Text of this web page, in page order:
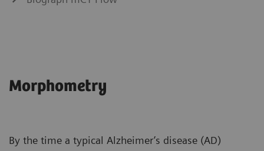
Morphometry
By the time a typical Alzheimer’s disease (AD)